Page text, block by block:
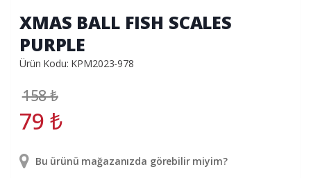
XMAS BALL FISH SCALES
PURPLE
Ürün Kodu: KPM2023-978
158₺
79 ₺
Bu ürünü mağazanızda görebilir miyim?